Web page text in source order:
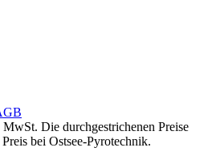
Die durchgestrichenen Preise
bei Ostsee-Pyrotechnik.